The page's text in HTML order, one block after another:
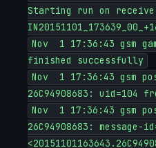
Starting run on
Nov 1 17:36:43 gsm
finished successfully
Nov 1 17:36:43 gsm
26C94908683: uid=104
Nov 1 17:36:43 gsm
26C94908683: message-